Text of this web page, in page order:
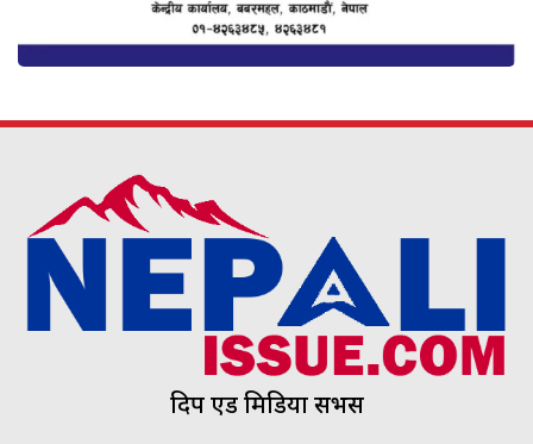
दिप एड मिडिया सर्भिस